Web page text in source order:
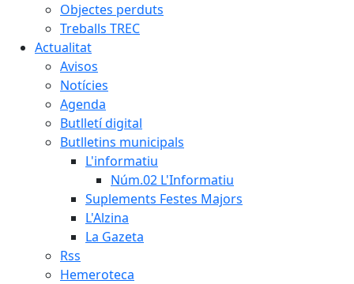
Objectes perduts
Treballs TREC
Actualitat
Avisos
Notícies
Agenda
Butlletí digital
Butlletins municipals
L'informatiu
Núm.02 L'Informatiu
Suplements Festes Majors
L'Alzina
La Gazeta
Rss
Hemeroteca